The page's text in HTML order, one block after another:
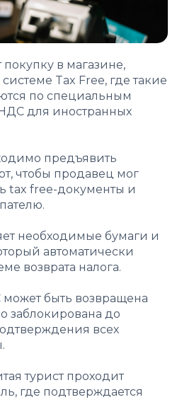
покупку в магазине,
Tax Free, где такие
по специальным
для иностранных
предъявить
чтобы продавец мог
tax free-документы и
необходимые бумаги и
автоматически
возврата налога.
быть возвращена
заблокирована до
всех
турист проходит
где подтверждается